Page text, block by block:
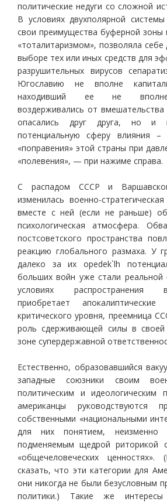
политические недуги со сложной
В условиях двухполярной
свои преимущества буферной зоны
«тоталитаризмом», позволяла
выборе тех или иных средств для
разрушительных вирусов
Югославию не вполне
находивший ее не вполне
воздерживались от
опасались друг друга, но и
потенциальную сферу влияния –
«поправения» этой страны при
«полевения», — при нажиме справа.
С распадом СССР и
изменилась военно-
вместе с ней (если не раньше)
психологическая атмосфера.
постсоветского пространства
реакцию глобального размаха. У
далеко за их opedek`lh
больших войн уже стали реальной
условиях распространения
приобретает
критического уровня, преемница
роль сдерживающей силы в своей
зоне супердержавной
Естественно, образовавшийся
западные союзники своим
политическим и идеологическим
американцы руководствуются
собственными «национальными
для них понятием, неизменно
подменяемым щедрой риторикой
«общечеловеческих
сказать, что эти категории для
они никогда не были безусловным
политики.) Такие же